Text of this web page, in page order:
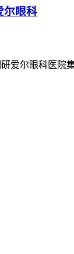
尔眼科
爱尔眼科医